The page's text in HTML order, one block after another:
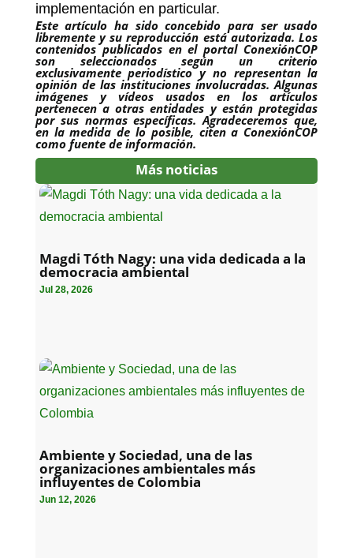
implementación en particular.
Este artículo ha sido concebido para ser usado
libremente y su reproducción está autorizada. Los
contenidos publicados en el portal ConexiónCOP
son seleccionados según un criterio
exclusivamente periodístico y no representan la
opinión de las instituciones involucradas. Algunas
imágenes y vídeos usados en los artículos
pertenecen a otras entidades y están protegidas
por sus normas específicas. Agradeceremos que,
en la medida de lo posible, citen a ConexiónCOP
como fuente de información.
Más noticias
Magdi Tóth Nagy: una vida dedicada a la
democracia ambiental
Jul 28, 2026
Ambiente y Sociedad, una de las
organizaciones ambientales más
influyentes de Colombia
Jun 12, 2026